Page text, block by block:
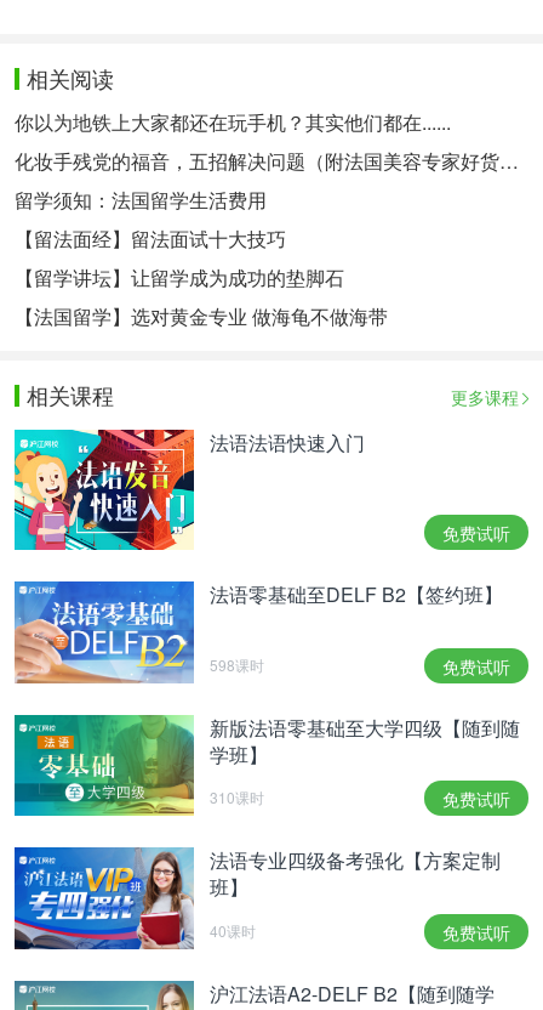
相关阅读
你以为地铁上大家都还在玩手机？其实他们都在......
化妆手残党的福音，五招解决问题（附法国美容专家好货推荐）
留学须知：法国留学生活费用
【留法面经】留法面试十大技巧
【留学讲坛】让留学成为成功的垫脚石
【法国留学】选对黄金专业 做海龟不做海带
相关课程 更多课程
法语法语快速入门
免费试听
法语零基础至DELF B2【签约班】
598课时 免费试听
新版法语零基础至大学四级【随到随
学班】
310课时 免费试听
法语专业四级备考强化【方案定制
班】
40课时 免费试听
沪江法语A2-DELF B2【随到随学